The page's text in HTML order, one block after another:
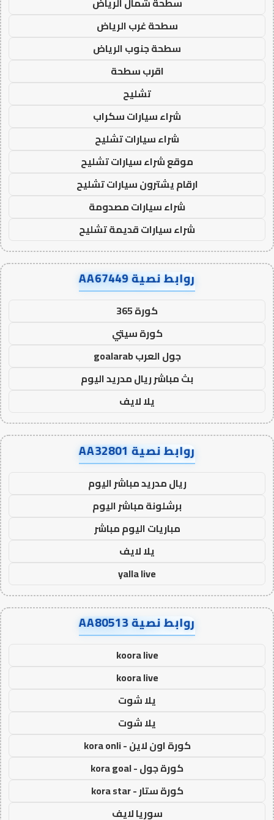
سطحة غرب الرياض
سطحة جنوب الرياض
اقرب سطحة
تشليح
شراء سيارات سكراب
شراء سيارات تشليح
موقع شراء سيارات تشليح
ارقام يشترون سيارات تشليح
شراء سيارات مصدومة
شراء سيارات قديمة تشليح
روابط نصية AA67449
كورة 365
كورة سيتي
جول العرب goalarab
بث مباشر ريال مدريد اليوم
يلا لايف
روابط نصية AA32801
ريال مدريد مباشر اليوم
برشلونة مباشر اليوم
مباريات اليوم مباشر
يلا لايف
yalla live
روابط نصية AA80513
koora live
koora live
يلا شوت
يلا شوت
كورة اون لاين - kora onli
كورة جول - kora goal
كورة ستار - kora star
سوريا لايف